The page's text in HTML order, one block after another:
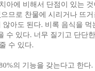
아에 비해서 단점이 있는
므로 찬물에 시리거나 뜨
아도 된다. 비록 음식을
수 있다. 너무 질기고 단단
수 있다.
의 기능을 갖는다고 한다